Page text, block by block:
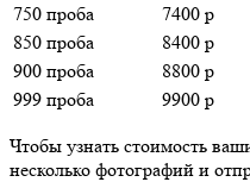
750 проба
7400 р
850 проба
8400 р
900 проба
8800 р
999 проба
9900 р
Чтобы узнать стоимость
несколько фотографий и